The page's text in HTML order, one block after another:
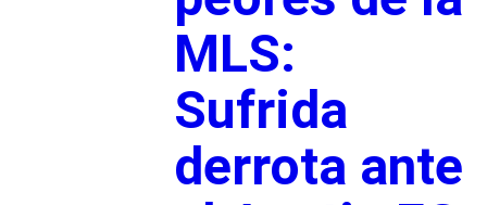
MLS:
Sufrida
derrota ante